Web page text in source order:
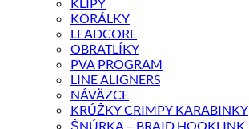
KORÁLKY
LEADCORE
OBRATLÍKY
PVA PROGRAM
LINE ALIGNERS
NÁVÄZCE
KRÚŽKY CRIMPY KARABINKY
ŠNÚRKA – BRAID HOOKLINK